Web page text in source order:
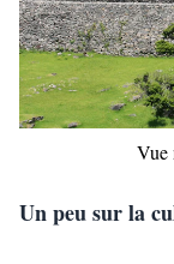
Vue
Un peu sur la